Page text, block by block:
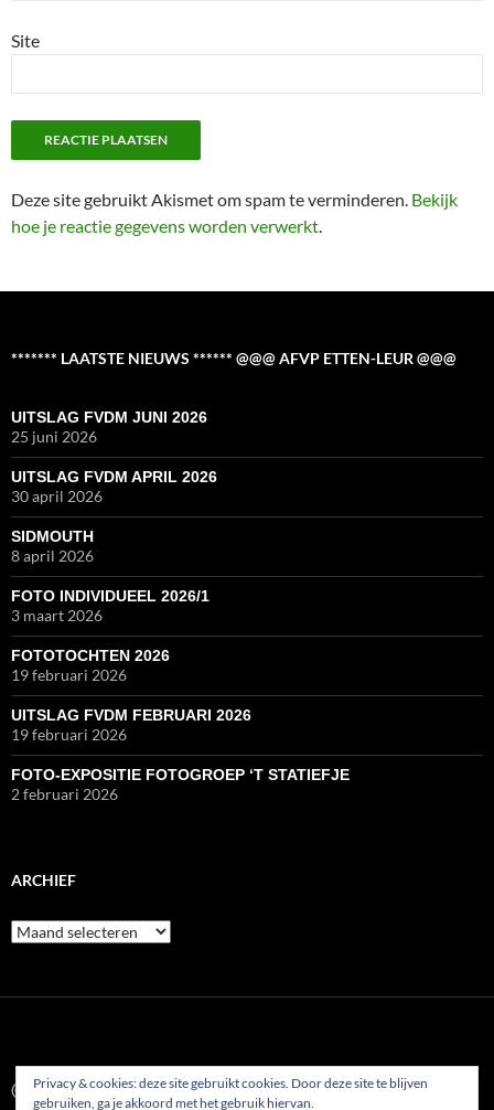
Site
Deze site gebruikt Akismet om spam te verminderen. Bekijk
hoe je reactie gegevens worden verwerkt
******* LAATSTE NIEUWS ****** @@@ AFVP ETTEN-LEUR @@@
UITSLAG FVDM JUNI 2026
25 juni 2026
UITSLAG FVDM APRIL 2026
30 april 2026
SIDMOUTH
8 april 2026
FOTO INDIVIDUEEL 2026/1
3 maart 2026
FOTOTOCHTEN 2026
19 februari 2026
UITSLAG FVDM FEBRUARI 2026
19 februari 2026
FOTO-EXPOSITIE FOTOGROEP ‘T STATIEFJE
2 februari 2026
ARCHIEF
Archief
© 2022
Privacy & cookies: deze site gebruikt cookies. Door deze site te blijven
gebruiken, ga je akkoord met het gebruik hiervan.